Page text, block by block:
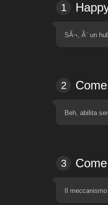
1
SÃ¬, Ã¨ un
2
Beh, abilita
3
Il